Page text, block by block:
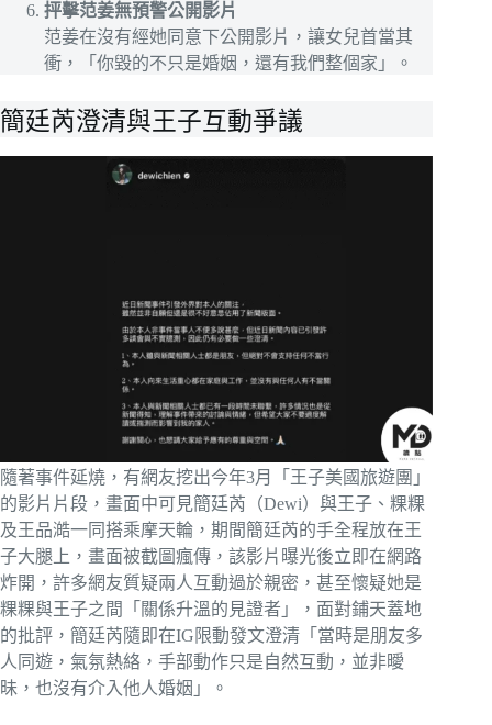
抨擊范姜無預警公開影片
范姜在沒有經她同意下公開影片，讓女兒首當其
衝，「你毀的不只是婚姻，還有我們整個家」。
簡廷芮澄清與王子互動爭議
隨著事件延燒，有網友挖出今年3月「王子美國旅遊團」
的影片片段，畫面中可見簡廷芮（Dewi）與王子、粿粿
及王品澔一同搭乘摩天輪，期間簡廷芮的手全程放在王
子大腿上，畫面被截圖瘋傳，該影片曝光後立即在網路
炸開，許多網友質疑兩人互動過於親密，甚至懷疑她是
粿粿與王子之間「關係升溫的見證者」，面對鋪天蓋地
的批評，簡廷芮隨即在IG限動發文澄清「當時是朋友多
人同遊，氣氛熱絡，手部動作只是自然互動，並非曖
昧，也沒有介入他人婚姻」。